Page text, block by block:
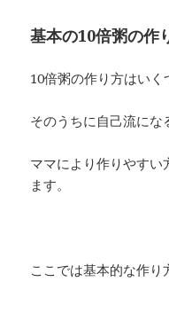
基本の10倍粥の作
10倍粥の作り方はいく
そのうちに自己流にな
ママにより作りやすい
ます。
ここでは基本的な作り